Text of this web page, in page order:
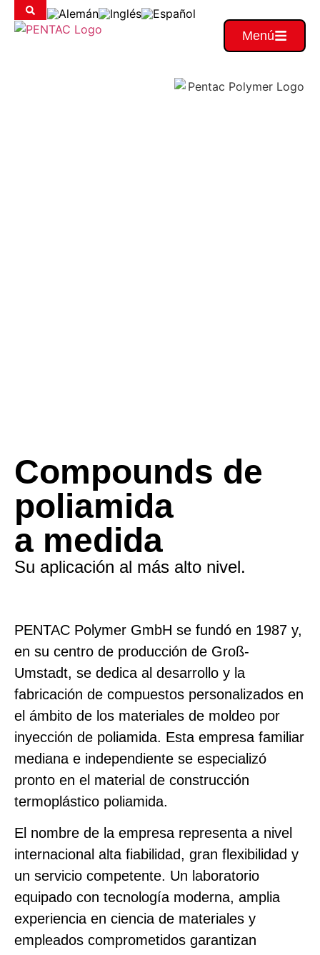
Menú
Compounds de
poliamida
a medida
Su aplicación al más alto nivel.
PENTAC Polymer GmbH se fundó en 1987 y,
en su centro de producción de Groß-
Umstadt, se dedica al desarrollo y la
fabricación de compuestos personalizados en
el ámbito de los materiales de moldeo por
inyección de poliamida. Esta empresa familiar
mediana e independiente se especializó
pronto en el material de construcción
termoplástico poliamida.
El nombre de la empresa representa a nivel
internacional alta fiabilidad, gran flexibilidad y
un servicio competente. Un laboratorio
equipado con tecnología moderna, amplia
experiencia en ciencia de materiales y
empleados comprometidos garantizan